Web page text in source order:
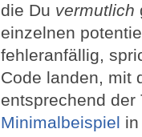
die Du vermutlich
einzelnen
fehleranfällig,
Code landen, mit
entsprechend
Minimalbeispiel